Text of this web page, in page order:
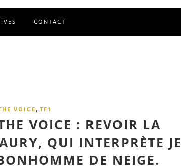
CONTACT
VOICE, TF1
VOICE : REVOIR LA
QUI INTERPRÈTE JE
DE NEIGE.